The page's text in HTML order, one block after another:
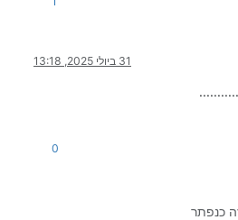
31 ביולי 2025, 13:18
...........
0
כנפתר